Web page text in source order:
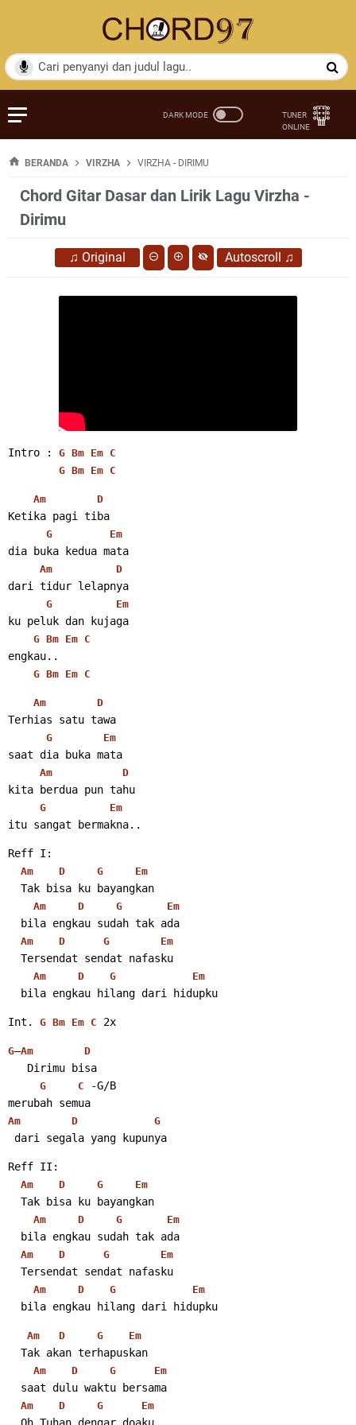
BERANDA VIRZHA VIRZHA - DIRIMU
Chord Gitar Dasar dan Lirik Lagu Virzha -
Dirimu
♫ Original Autoscroll ♫
Intro : G Bm Em C
G Bm Em C
Am D
Ketika pagi tiba
G Em
dia buka kedua mata
Am D
dari tidur lelapnya
G Em
ku peluk dan kujaga
G Bm Em C
engkau..
G Bm Em C
Am D
Terhias satu tawa
G Em
saat dia buka mata
Am D
kita berdua pun tahu
G Em
itu sangat bermakna..
Reff I:
Am D G Em
  Tak bisa ku bayangkan
Am D G Em
  bila engkau sudah tak ada
Am D G Em
  Tersendat sendat nafasku
Am D G Em
  bila engkau hilang dari hidupku
Int. G Bm Em C 2x
G–Am D
   Dirimu bisa
G C -G/B
merubah semua
Am D G
dari segala yang kupunya
Reff II:
Am D G Em
  Tak bisa ku bayangkan
Am D G Em
  bila engkau sudah tak ada
Am D G Em
  Tersendat sendat nafasku
Am D G Em
  bila engkau hilang dari hidupku
Am D G Em
  Tak akan terhapuskan
Am D G Em
  saat dulu waktu bersama
Am D G Em